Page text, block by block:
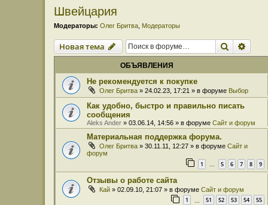
Швейцария
Модераторы: Олег Бритва Модераторы
Новая тема Поиск
ОБЪЯВЛЕНИЯ
Не рекомендуется к покупке
Олег Бритва » 24.02.23, 17:21 » в форуме Выбор
Как удобно, быстро и правильно писать
сообщения
Aleks Ander » 03.06.14, 14:56 » в форуме Сайт и форум
Материальная поддержка форума.
Олег Бритва » 30.11.11, 12:27 » в форуме Сайт и
форум
1 … 5 6 7 8 9
Отзывы о работе сайта
Кай » 02.09.10, 21:07 » в форуме Сайт и форум
1 51 52 53 54 55